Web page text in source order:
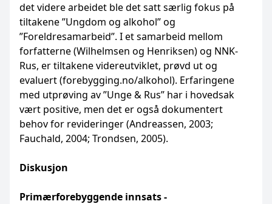
det videre arbeidet ble det satt særlig fokus på
tiltakene ”Ungdom og alkohol” og
”Foreldresamarbeid”. I et samarbeid mellom
forfatterne (Wilhelmsen og Henriksen) og NNK-
Rus, er tiltakene videreutviklet, prøvd ut og
evaluert (forebygging.no/alkohol). Erfaringene
med utprøving av ”Unge & Rus” har i hovedsak
vært positive, men det er også dokumentert
behov for revideringer (Andreassen, 2003;
Fauchald, 2004; Trondsen, 2005).
Diskusjon
Primærforebyggende innsats -